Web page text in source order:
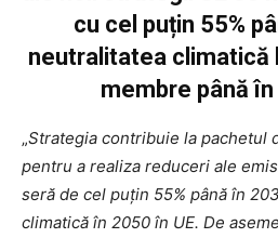
cu cel puțin 55%
neutralitatea climatică
membre până
„Strategia contribuie la pachetul
pentru a realiza reduceri ale
seră de cel puțin 55% până în
climatică în 2050 în UE. De